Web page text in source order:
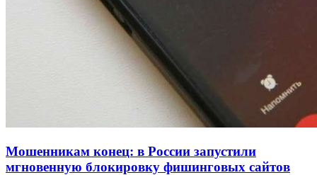
Волгоградские компании нарастили экспорт:
заключены контракты на 3,6 млн долларов
Мошенникам конец: в России запустили
мгновенную блокировку фишинговых сайтов